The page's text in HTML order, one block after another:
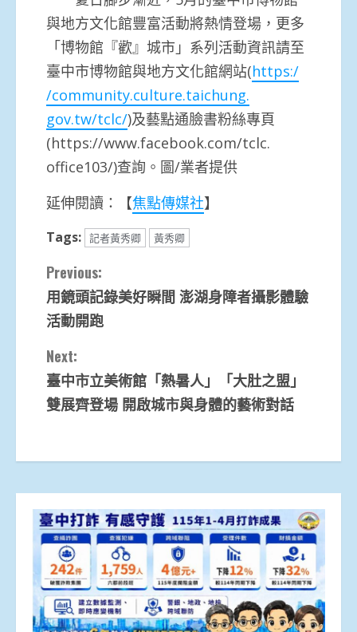
與地方文化館豐富活動將熱情登場，更多
「博物館『歡』城市」 系列活動資訊請至
臺中市博物館與地方文化館網站(https:/
/community.culture.taichung.
gov.tw/tclc/)及藝點通臉書粉絲專頁
(https://www.facebook.com/tclc.
office103/)查詢。圖/業者提供
延伸閱讀：【焦點傳媒社】
Tags: 記者黃秀卿 黃秀卿
Continue
Reading
Previous:
用鏡頭記錄美好瞬間 澎湖身障者攝影體驗
活動開跑
Next:
臺中市立美術館「熱暑人」「大肚之盟」
雙展齊登場 開啟城市與身體的藝術對話